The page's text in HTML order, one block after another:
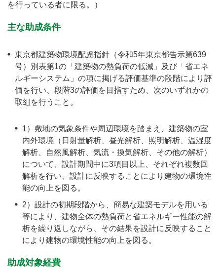
を行っている者に限る。）
主な助成条件
東京都建築物環境配慮指針（令和5年東京都告示第639
号）別表第1の「建築物の熱負荷の低減」及び「省エネ
ルギーシステム」の項に掲げる評価基準の段階により評
価を行い、段階3の評価を目指すため、次のいずれかの
取組を行うこと。
1）敷地の気象条件や周辺環境を踏まえ、建築物の室
内外環境（日射量解析、昼光解析、照明解析、温湿度
解析、自然風解析、気流・換気解析、その他の解析）
について、設計期間中に3項目以上、それぞれ複数回
解析を行い、設計に反映することにより建物の環境性
能の向上を図る。
2）設計の初期段階から、簡易な建築モデルを用いる
等により、建物全体の熱負荷と省エネルギー性能の解
析を繰り返しながら、その結果を設計に反映すること
により建物の環境性能の向上を図る。
助成対象経費